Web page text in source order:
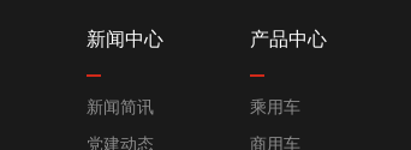
新闻中心
新闻简讯
党建动态
产品中心
乘用车
商用车